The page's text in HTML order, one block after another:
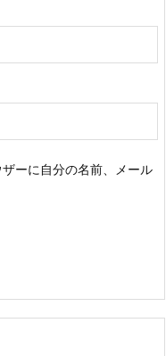
ーに自分の名前、メール